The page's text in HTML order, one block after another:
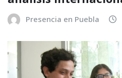
Presencia en Puebla